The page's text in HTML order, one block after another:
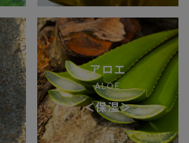
アロエ
ALOE
＜保湿＞